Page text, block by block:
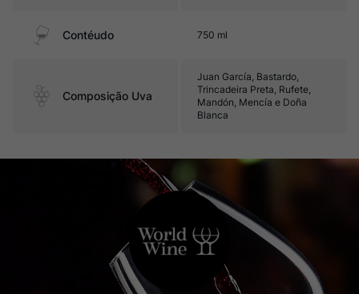
Contéudo 750 ml
Composição Uva
Juan García, Bastardo,
Trincadeira Preta, Rufete,
Mandón, Mencía e Doña
Blanca